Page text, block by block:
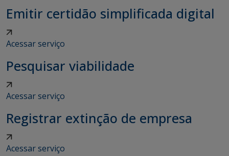
Emitir certidão simplificada digital
Acessar serviço
Pesquisar viabilidade
Acessar serviço
Registrar extinção de empresa
Acessar serviço